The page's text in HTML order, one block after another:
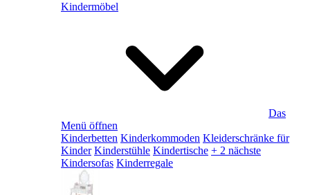
Kindermöbel
Das
Menü öffnen
Kinderbetten Kinderkommoden Kleiderschränke für
Kinder Kinderstühle Kindertische + 2 nächste
Kindersofas Kinderregale